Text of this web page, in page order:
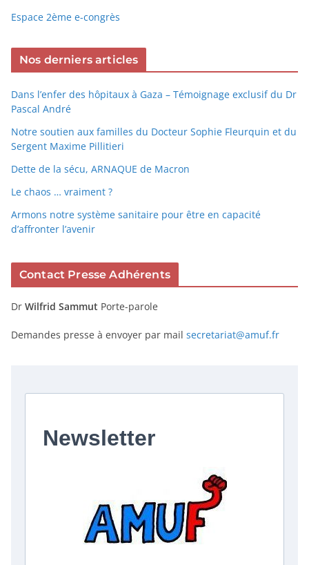
Espace 2ème e-congrès
Nos derniers articles
Dans l’enfer des hôpitaux à Gaza – Témoignage exclusif du Dr
Pascal André
Notre soutien aux familles du Docteur Sophie Fleurquin et du
Sergent Maxime Pillitieri
Dette de la sécu, ARNAQUE de Macron
Le chaos … vraiment ?
Armons notre système sanitaire pour être en capacité
d’affronter l’avenir
Contact Presse Adhérents
Dr Wilfrid Sammut Porte-parole
Demandes presse à envoyer par mail secretariat@amuf.fr